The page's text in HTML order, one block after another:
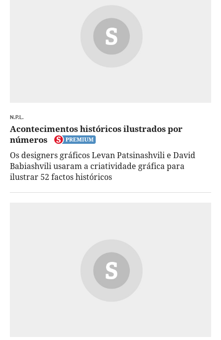
N.P.L.
Acontecimentos históricos ilustrados por
números
Os designers gráficos Levan Patsinashvili e David
Babiashvili usaram a criatividade gráfica para
ilustrar 52 factos históricos